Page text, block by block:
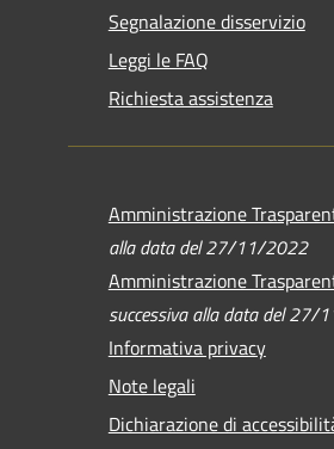
Segnalazione disservizio
Leggi le FAQ
Richiesta assistenza
Amministrazione
alla data del 27/11/2022
Amministrazione
successiva alla data del 27/
Informativa privacy
Note legali
Dichiarazione di